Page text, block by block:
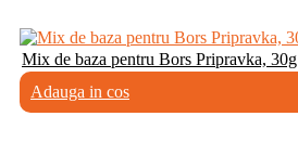
Mix de baza pentru Bors Pripravka, 30g
Adauga in cos